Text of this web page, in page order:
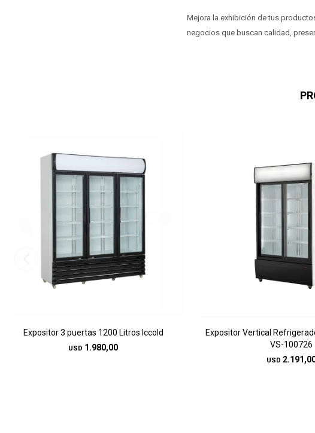
Mejora la exhibición de tus
negocios que buscan calidad,
Expositor 3 puertas 1200 Litros Iccold
USD 1.980,00
Expositor Vertical
VS-100726
USD